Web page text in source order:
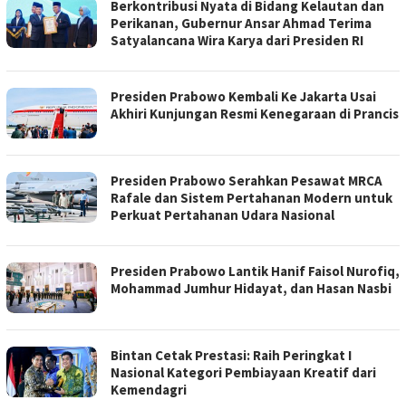
Berkontribusi Nyata di Bidang Kelautan dan
Perikanan, Gubernur Ansar Ahmad Terima
Satyalancana Wira Karya dari Presiden RI
Presiden Prabowo Kembali Ke Jakarta Usai
Akhiri Kunjungan Resmi Kenegaraan di Prancis
Presiden Prabowo Serahkan Pesawat MRCA
Rafale dan Sistem Pertahanan Modern untuk
Perkuat Pertahanan Udara Nasional
Presiden Prabowo Lantik Hanif Faisol Nurofiq,
Mohammad Jumhur Hidayat, dan Hasan Nasbi
Bintan Cetak Prestasi: Raih Peringkat I
Nasional Kategori Pembiayaan Kreatif dari
Kemendagri